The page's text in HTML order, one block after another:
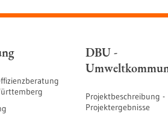
DBU -
Projektbeschreibung -
Projektergebnisse